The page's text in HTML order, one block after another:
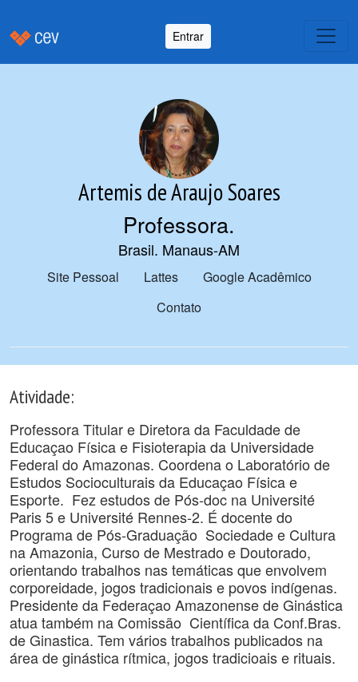
Entrar
Artemis de Araujo Soares
Professora.
Brasil. Manaus-AM
Site Pessoal Lattes
Google Acadêmico
Contato
Atividade:
Professora Titular e Diretora da Faculdade de
Educaçao Física e Fisioterapia da Universidade
Federal do Amazonas. Coordena o Laboratório de
Estudos Socioculturais da Educaçao Física e
Esporte. Fez estudos de Pós-doc na Université
Paris 5 e Université Rennes-2. É docente do
Programa de Pós-Graduação Sociedade e Cultura
na Amazonia, Curso de Mestrado e Doutorado,
orientando trabalhos nas temáticas que envolvem
corporeidade, jogos tradicionais e povos indígenas.
Presidente da Federaçao Amazonense de Ginástica
atua também na Comissão Científica da Conf.Bras.
de Ginastica. Tem vários trabalhos publicados na
área de ginástica rítmica, jogos tradicioais e rituais.